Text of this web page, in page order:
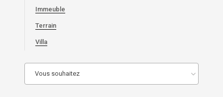
Immeuble
Terrain
Villa
Vous souhaitez